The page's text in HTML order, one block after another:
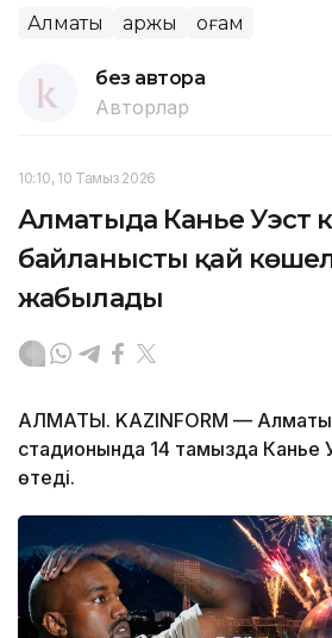
Алматы Қаржы Қоғам
без автора
Авторлар
10:10, 10 Тамыз 2026
Алматыда Канье Уэст
байланысты қай
жабылады
АЛМАТЫ. KAZINFORM —
стадионында 14 тамызда Канье
өтеді.